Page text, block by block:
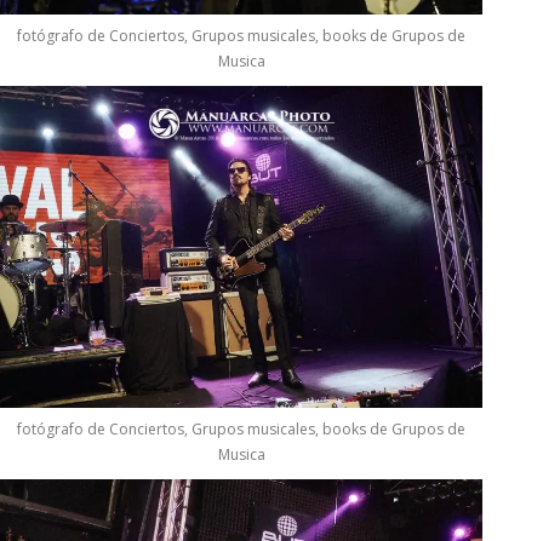
fotógrafo de Conciertos, Grupos musicales, books de Grupos de
Musica
fotógrafo de Conciertos, Grupos musicales, books de Grupos de
Musica